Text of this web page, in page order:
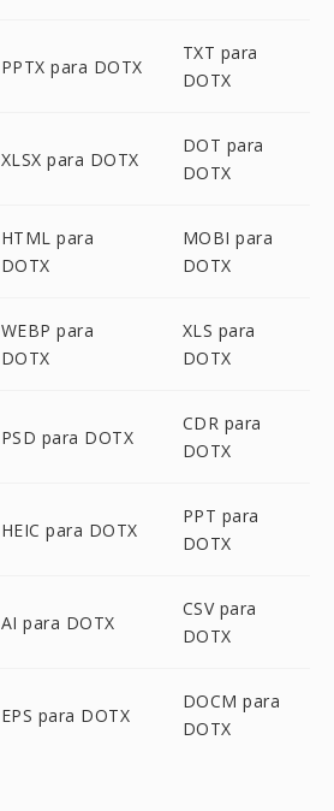
PPTX para DOTX
TXT para
DOTX
XLSX para DOTX
DOT para
DOTX
HTML para
DOTX
MOBI para
DOTX
WEBP para
DOTX
XLS para
DOTX
PSD para DOTX
CDR para
DOTX
HEIC para DOTX
PPT para
DOTX
AI para DOTX
CSV para
DOTX
EPS para DOTX
DOCM para
DOTX